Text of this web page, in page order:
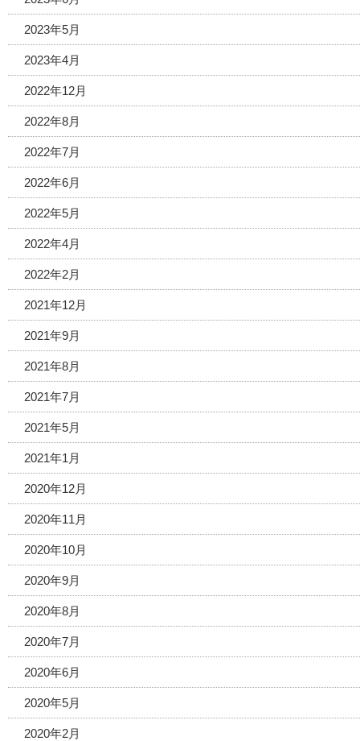
2023年5月
2023年4月
2022年12月
2022年8月
2022年7月
2022年6月
2022年5月
2022年4月
2022年2月
2021年12月
2021年9月
2021年8月
2021年7月
2021年5月
2021年1月
2020年12月
2020年11月
2020年10月
2020年9月
2020年8月
2020年7月
2020年6月
2020年5月
2020年2月